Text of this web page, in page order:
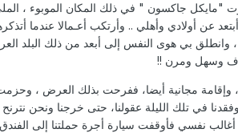
"مايكل جاكسون " في ذلك المكان الموبوء ،
أولادي وأهلي .. وأرتكب أعـمالا عندما
وانطلق بي هوى النفس إلى أبعد من ذلك البلد
وسهل ومرن !!
مجانية أيضا، ففرحت بذلك العرض ، وحزمت
في تلك الليلة عقولنا، حتى خرجنا ونحن
نفسي فأوقفت سيارة أجرة حملتنا إلى